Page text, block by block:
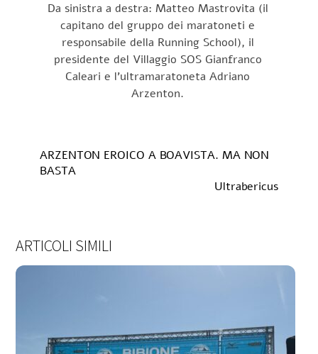
Da sinistra a destra: Matteo Mastrovita (il
capitano del gruppo dei maratoneti e
responsabile della Running School), il
presidente del Villaggio SOS Gianfranco
Caleari e l’ultramaratoneta Adriano
Arzenton.
ARZENTON EROICO A BOAVISTA. MA NON
BASTA
Ultrabericus
ARTICOLI SIMILI